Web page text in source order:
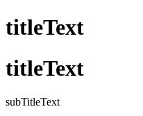
titleText
titleText
subTitleText